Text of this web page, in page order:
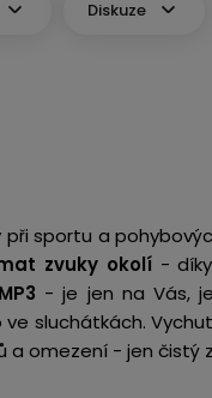
Diskuze
sportu a
zvuky okolí- díky
- je jen na Vás,
sluchátkách.
omezení - jen čistý